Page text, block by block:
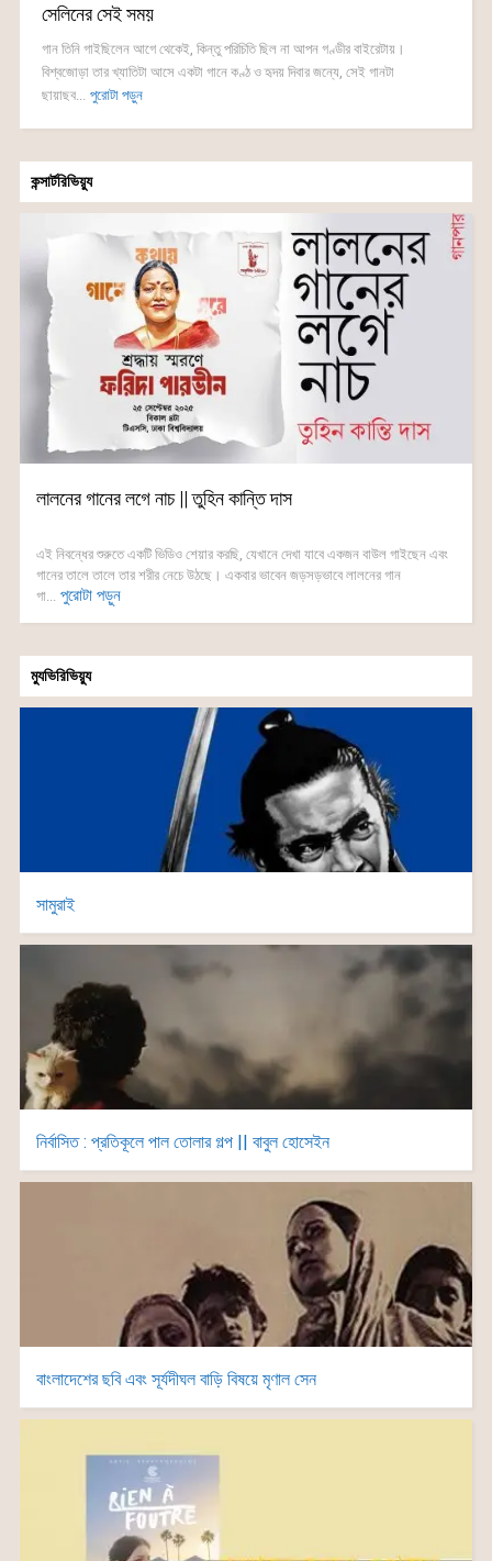
সেলিনের সেই সময়
গান তিনি গাইছিলেন আগে থেকেই, কিন্তু পরিচিতি ছিল না আপন গণ্ডীর বাইরেটায়।
বিশ্বজোড়া তার খ্যাতিটা আসে একটা গানে কণ্ঠ ও হৃদয় দিবার জন্যে, সেই গানটা
ছায়াছব...
পুরোটা পড়ুন
কন্সার্টরিভিয়্যু
লালনের গানের লগে নাচ || তুহিন কান্তি দাস
এই নিবন্ধের শুরুতে একটি ভিডিও শেয়ার করছি, যেখানে দেখা যাবে একজন বাউল গাইছেন এবং
গানের তালে তালে তার শরীর নেচে উঠছে। একবার ভাবেন জড়সড়ভাবে লালনের গান
গা...
পুরোটা পড়ুন
ম্যুভিরিভিয়্যু
সামুরাই
নির্বাসিত : প্রতিকূলে পাল তোলার গল্প || বাবুল হোসেইন
বাংলাদেশের ছবি এবং সূর্যদীঘল বাড়ি বিষয়ে মৃণাল সেন